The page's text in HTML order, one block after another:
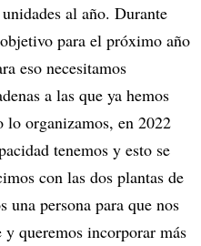
al año. Durante
para el próximo año
eso necesitamos
a las que ya hemos
organizamos, en 2022
tenemos y esto se
con las dos plantas de
una persona para que nos
queremos incorporar más